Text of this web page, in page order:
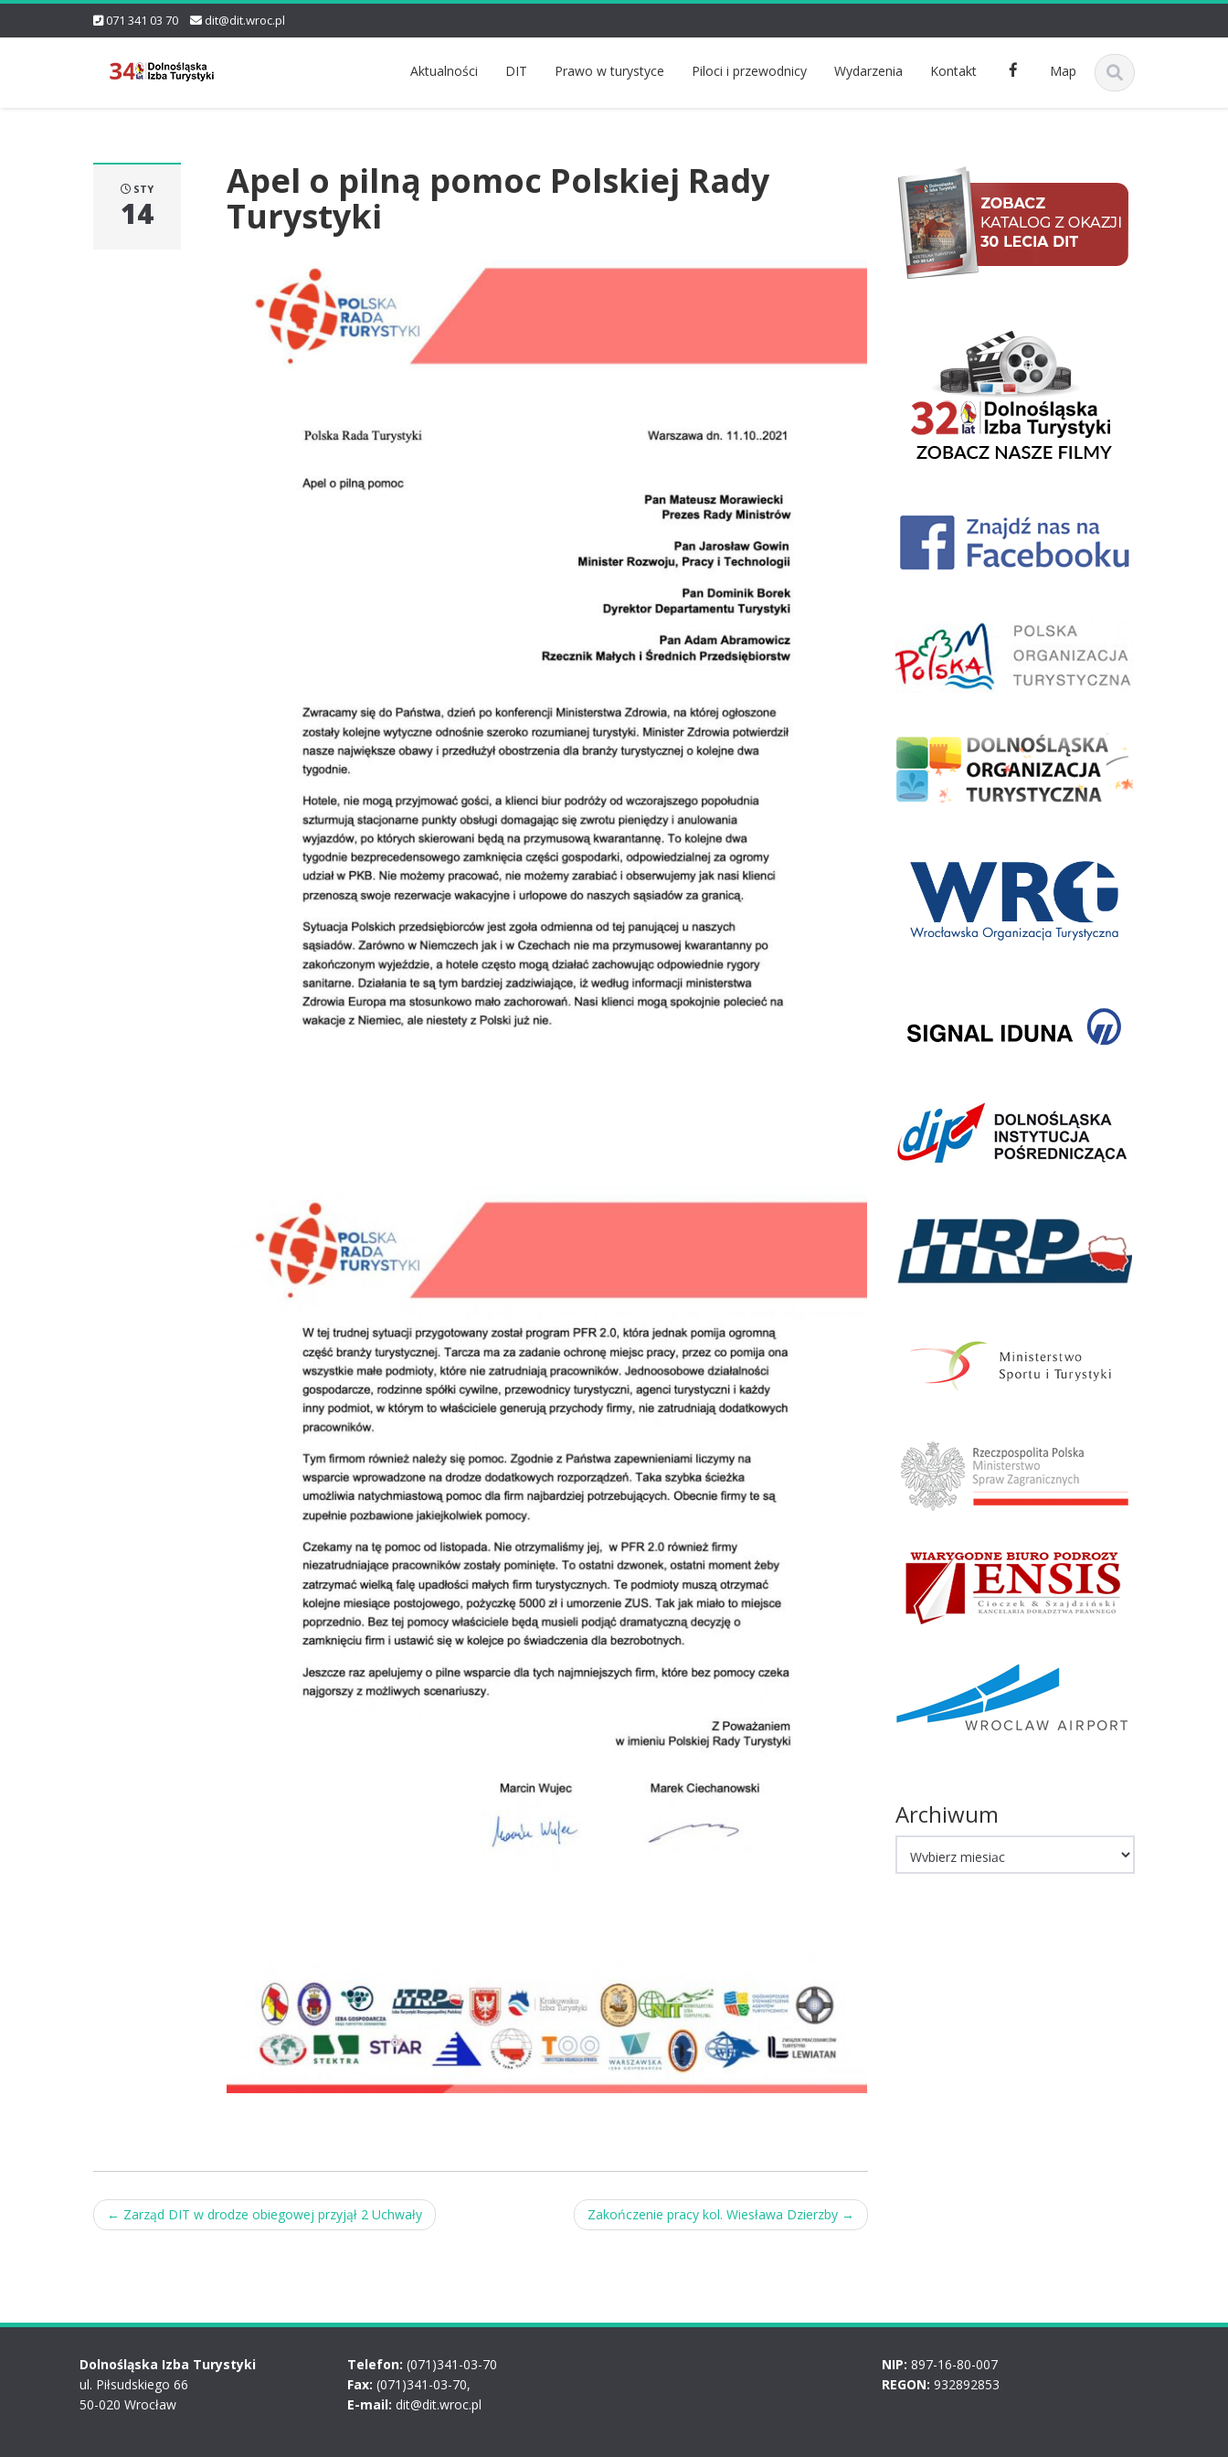
071 341 03 70 dit@dit.wroc.pl
Aktualności DIT Prawo w turystyce Piloci i przewodnicy Wydarzenia Kontakt
k
Map
STY
14
Apel o pilną pomoc Polskiej Rady
Turystyki
Post
← Zarząd DIT w drodze obiegowej przyjął 2 Uchwały Zakończenie pracy kol. Wiesława Dzierzby →
Archiwum
Dolnośląska Izba Turystyki
ul. Piłsudskiego 66
50-020 Wrocław
Telefon: (071)341-03-70
Fax: (071)341-03-70,
E-mail: dit@dit.wroc.pl
NIP: 897-16-80-007
REGON: 932892853